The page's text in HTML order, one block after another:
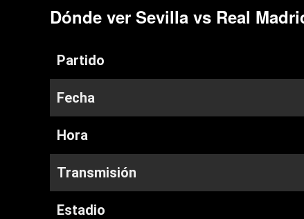
Dónde ver Sevilla vs Real
Partido
Fecha
Hora
Transmisión
Estadio